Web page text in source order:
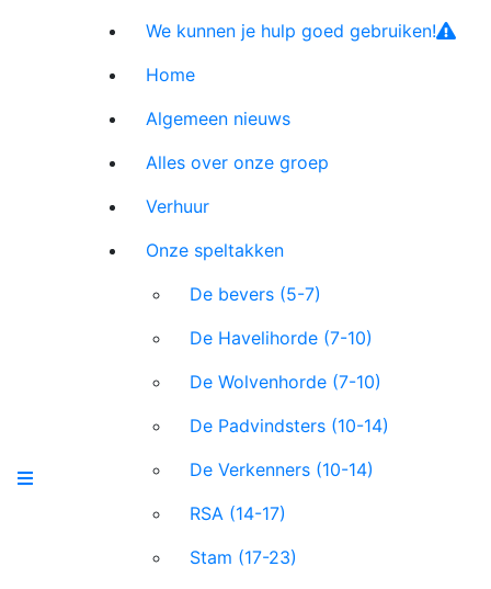
We kunnen je hulp goed gebruiken!
Home
Algemeen nieuws
Alles over onze groep
Verhuur
Onze speltakken
De bevers (5-7)
De Havelihorde (7-10)
De Wolvenhorde (7-10)
De Padvindsters (10-14)
De Verkenners (10-14)
RSA (14-17)
Stam (17-23)